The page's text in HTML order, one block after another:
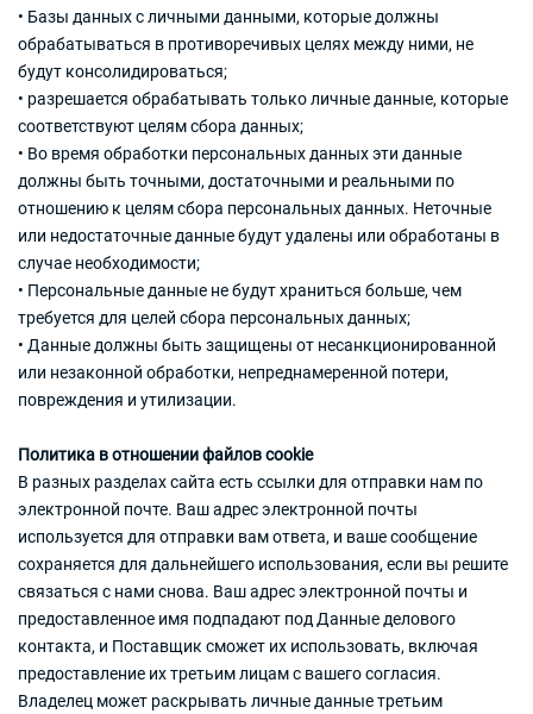
• Базы данных с личными данными, которые должны
обрабатываться в противоречивых целях между ними, не
будут консолидироваться;
• разрешается обрабатывать только личные данные, которые
соответствуют целям сбора данных;
• Во время обработки персональных данных эти данные
должны быть точными, достаточными и реальными по
отношению к целям сбора персональных данных. Неточные
или недостаточные данные будут удалены или обработаны в
случае необходимости;
• Персональные данные не будут храниться больше, чем
требуется для целей сбора персональных данных;
• Данные должны быть защищены от несанкционированной
или незаконной обработки, непреднамеренной потери,
повреждения и утилизации.
Политика в отношении файлов cookie
В разных разделах сайта есть ссылки для отправки нам по
электронной почте. Ваш адрес электронной почты
используется для отправки вам ответа, и ваше сообщение
сохраняется для дальнейшего использования, если вы решите
связаться с нами снова. Ваш адрес электронной почты и
предоставленное имя подпадают под Данные делового
контакта, и Поставщик сможет их использовать, включая
предоставление их третьим лицам с вашего согласия.
Владелец может раскрывать личные данные третьим